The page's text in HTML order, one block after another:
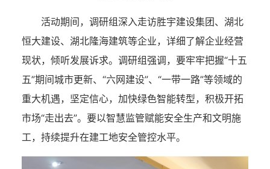
活动期间，调研组深入走访胜宇建设集团、湖北
恒大建设、湖北隆海建筑等企业，详细了解企业经营
现状，倾听发展诉求。调研组强调，要牢牢把握“十五
五”期间城市更新、“六网建设”、“一带一路”等领域的
重大机遇，坚定信心，加快绿色智能转型，积极开拓
市场“走出去”。要以智慧监管赋能安全生产和文明施
工，持续提升在建工地安全管控水平。